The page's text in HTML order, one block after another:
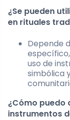
¿Se pueden
en rituales
Depende
uso de
simbólica
¿Cómo puedo
instrumentos